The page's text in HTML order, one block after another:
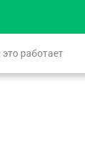
это работает